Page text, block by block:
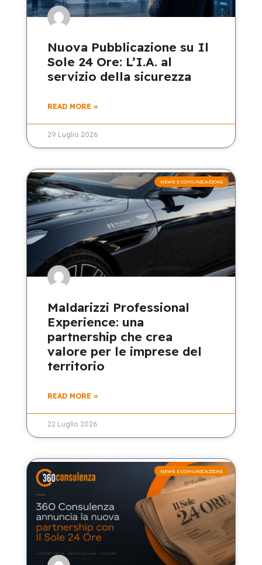
Nuova Pubblicazione su Il
Sole 24 Ore: L’I.A. al
servizio della sicurezza
READ MORE »
29 Luglio 2026
NEWS E COMUNICAZIONI
Maldarizzi Professional
Experience: una
partnership che crea
valore per le imprese del
territorio
READ MORE »
22 Luglio 2026
NEWS E COMUNICAZIONI